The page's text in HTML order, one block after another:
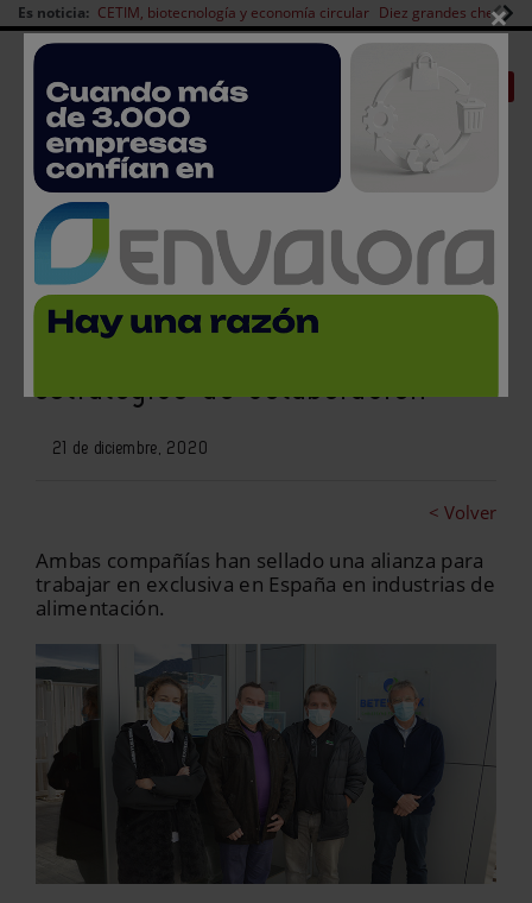
Es noticia: CETIM, biotecnología y economía circular Diez grandes chefs
Redes Sociales
Es noticia
| CANAL EMPLEO Login empresas Registro
Betelgeux-Christeyns y
Aurratech firman un acuerdo
estratégico de colaboración
21 de diciembre, 2020
< Volver
Ambas compañías han sellado una alianza para
trabajar en exclusiva en España en industrias de
alimentación.
×